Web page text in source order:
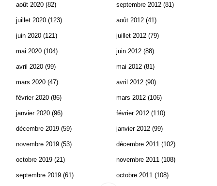
août 2020 (82)
juillet 2020 (123)
juin 2020 (121)
mai 2020 (104)
avril 2020 (99)
mars 2020 (47)
février 2020 (86)
janvier 2020 (96)
décembre 2019 (59)
novembre 2019 (53)
octobre 2019 (21)
septembre 2019 (61)
septembre 2012 (81)
août 2012 (41)
juillet 2012 (79)
juin 2012 (88)
mai 2012 (81)
avril 2012 (90)
mars 2012 (106)
février 2012 (110)
janvier 2012 (99)
décembre 2011 (102)
novembre 2011 (108)
octobre 2011 (108)